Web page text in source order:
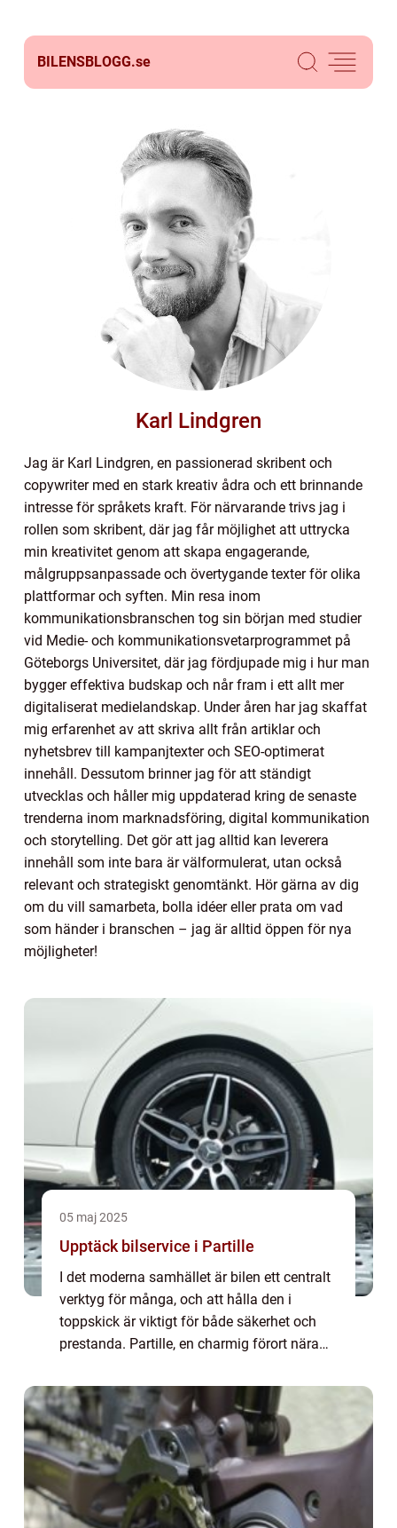
BILENSBLOGG.se
Karl Lindgren
Jag är Karl Lindgren, en passionerad skribent och
copywriter med en stark kreativ ådra och ett brinnande
intresse för språkets kraft. För närvarande trivs jag i
rollen som skribent, där jag får möjlighet att uttrycka
min kreativitet genom att skapa engagerande,
målgruppsanpassade och övertygande texter för olika
plattformar och syften. Min resa inom
kommunikationsbranschen tog sin början med studier
vid Medie- och kommunikationsvetarprogrammet på
Göteborgs Universitet, där jag fördjupade mig i hur man
bygger effektiva budskap och når fram i ett allt mer
digitaliserat medielandskap. Under åren har jag skaffat
mig erfarenhet av att skriva allt från artiklar och
nyhetsbrev till kampanjtexter och SEO-optimerat
innehåll. Dessutom brinner jag för att ständigt
utvecklas och håller mig uppdaterad kring de senaste
trenderna inom marknadsföring, digital kommunikation
och storytelling. Det gör att jag alltid kan leverera
innehåll som inte bara är välformulerat, utan också
relevant och strategiskt genomtänkt. Hör gärna av dig
om du vill samarbeta, bolla idéer eller prata om vad
som händer i branschen – jag är alltid öppen för nya
möjligheter!
05 maj 2025
Upptäck bilservice i Partille
I det moderna samhället är bilen ett centralt
verktyg för många, och att hålla den i
toppskick är viktigt för både säkerhet och
prestanda. Partille, en charmig förort nära